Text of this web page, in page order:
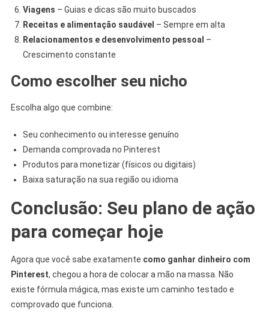
Viagens – Guias e dicas são muito buscados
Receitas e alimentação saudável – Sempre em alta
Relacionamentos e desenvolvimento pessoal –
Crescimento constante
Como escolher seu nicho
Escolha algo que combine:
Seu conhecimento ou interesse genuíno
Demanda comprovada no Pinterest
Produtos para monetizar (físicos ou digitais)
Baixa saturação na sua região ou idioma
Conclusão: Seu plano de ação
para começar hoje
Agora que você sabe exatamente como ganhar dinheiro com
Pinterest, chegou a hora de colocar a mão na massa. Não
existe fórmula mágica, mas existe um caminho testado e
comprovado que funciona.